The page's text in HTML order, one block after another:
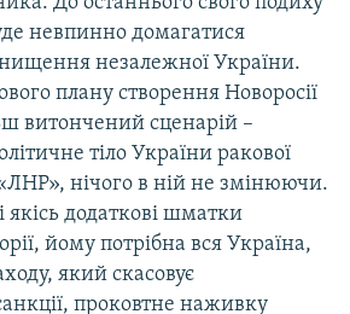
невпинно домагатися
незалежної України.
плану створення Новоросії
витончений сценарій –
тіло України ракової
нічого в ній не змінюючи.
якісь додаткові шматки
йому потрібна вся Україна,
який скасовує
проковтне наживку